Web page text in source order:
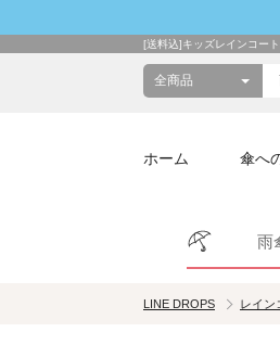
[送料込]キッズレインコー
ホーム 傘へ
雨
LINE DROPS レイン